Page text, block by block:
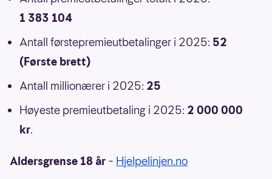
1 383 104
Antall førstepremieutbetalinger i 2025: 52
(Første brett)
Antall millionærer i 2025: 25
Høyeste premieutbetaling i 2025: 2 000 000
kr.
Aldersgrense 18 år – Hjelpelinjen.no